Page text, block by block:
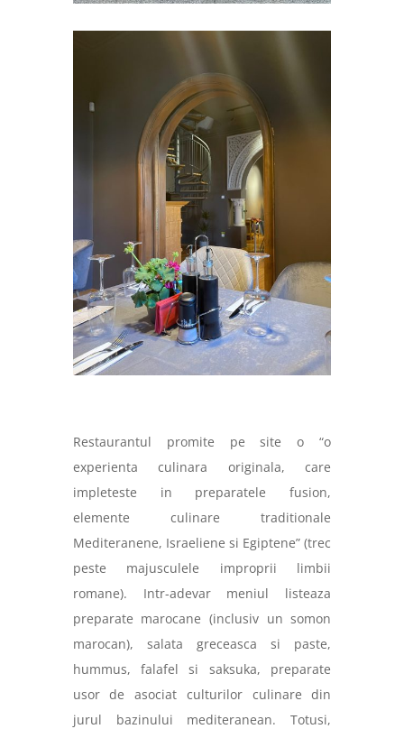
Restaurantul promite pe site o “o
experienta culinara originala, care
impleteste in preparatele fusion,
elemente culinare traditionale
Mediteranene, Israeliene si Egiptene” (trec
peste majusculele improprii limbii
romane). Intr-adevar meniul listeaza
preparate marocane (inclusiv un somon
marocan), salata greceasca si paste,
hummus, falafel si saksuka, preparate
usor de asociat culturilor culinare din
jurul bazinului mediteranean. Totusi,